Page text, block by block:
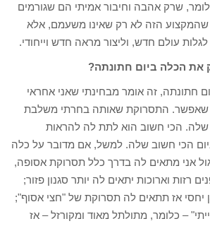
לומר, שרק אהבה וחיבור אמיתי הם שגורמים
שהמקצוע הזה לא רק שאינו משעמם, אלא
עולם חדש, וליצור מראה חדש וייחודי.
את הכלה ביום חתונתה?
חתונתה, זה אומר מבחינתי שאני אחראי
שאפשר. התסרוקת שאותה בחרתי משלבת
שלה. הכי חשוב הוא לתת לה להראות
הכי חשוב שלה. למשל, אם מדובר על כלה
אני מתאים לה בדרך כלל תסרוקת אסופה,
רזות וארוכות יתאים לה יותר סגנון פזור;
אז תתאים לה תסרוקת של "חצי אסוף";
– כלומר, מתולתל מאוד ומקורזל – אז